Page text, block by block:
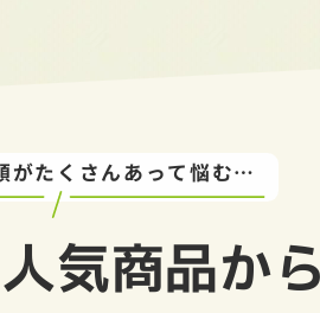
がたくさんあって悩む…
人気商品か